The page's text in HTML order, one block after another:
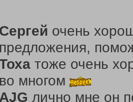
Сергей очень
предложения,
тоже очень
во многом
AJG лично мне он